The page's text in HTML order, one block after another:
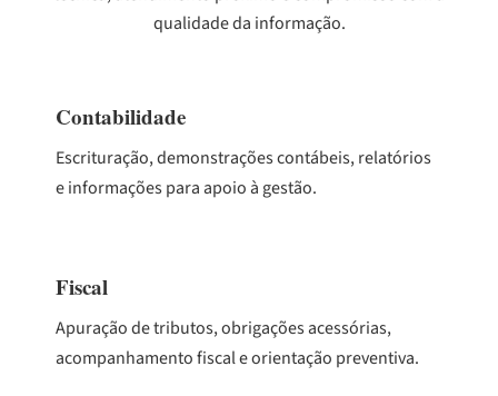
qualidade da informação.
Contabilidade
Escrituração, demonstrações contábeis, relatórios
e informações para apoio à gestão.
Fiscal
Apuração de tributos, obrigações acessórias,
acompanhamento fiscal e orientação preventiva.